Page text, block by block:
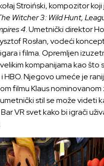
Stroiński, kompozitor
Witcher 3: Wild Hunt,
4. Umetnički direktor
Rosłan, vodeći
i filma. Opremljen
kompanijama kao što
HBO. Njegovo umeće je
filmu Klaus nominovanom
stil se može videti
VR svet kako bi igrači